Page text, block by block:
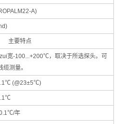
A)
主要特点
宽-100...+200℃，取决于所选探头。可
测量。
(@23±5℃)
年